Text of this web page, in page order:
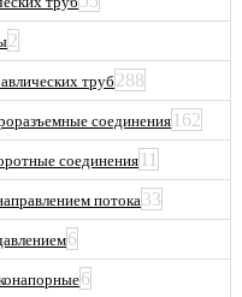
2
труб288
соединения 162
соединения11
потока33
6
6